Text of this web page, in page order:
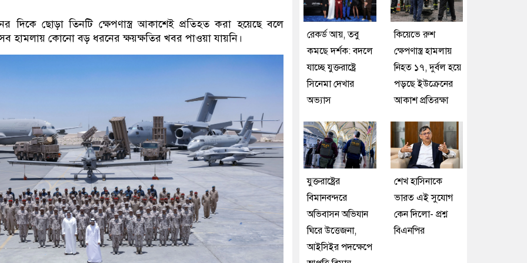
দিকে ছোড়া তিনটি ক্ষেপণাস্ত্র আকাশেই প্রতিহত করা হয়েছে বলে
হামলায় কোনো বড় ধরনের ক্ষয়ক্ষতির খবর পাওয়া যায়নি।
রেকর্ড আয়, তবু
কমছে দর্শক: বদলে
যাচ্ছে যুক্তরাষ্ট্রে
সিনেমা দেখার
অভ্যাস
কিয়েভে রুশ
ক্ষেপণাস্ত্র হামলায়
নিহত ১৭, দুর্বল হয়ে
পড়ছে ইউক্রেনের
আকাশ প্রতিরক্ষা
যুক্তরাষ্ট্রের
বিমানবন্দরে
অভিবাসন অভিযান
ঘিরে উত্তেজনা,
আইসিইর পদক্ষেপে
শেখ হাসিনাকে
ভারত এই সুযোগ
কেন দিলো- প্রশ্ন
বিএনপির